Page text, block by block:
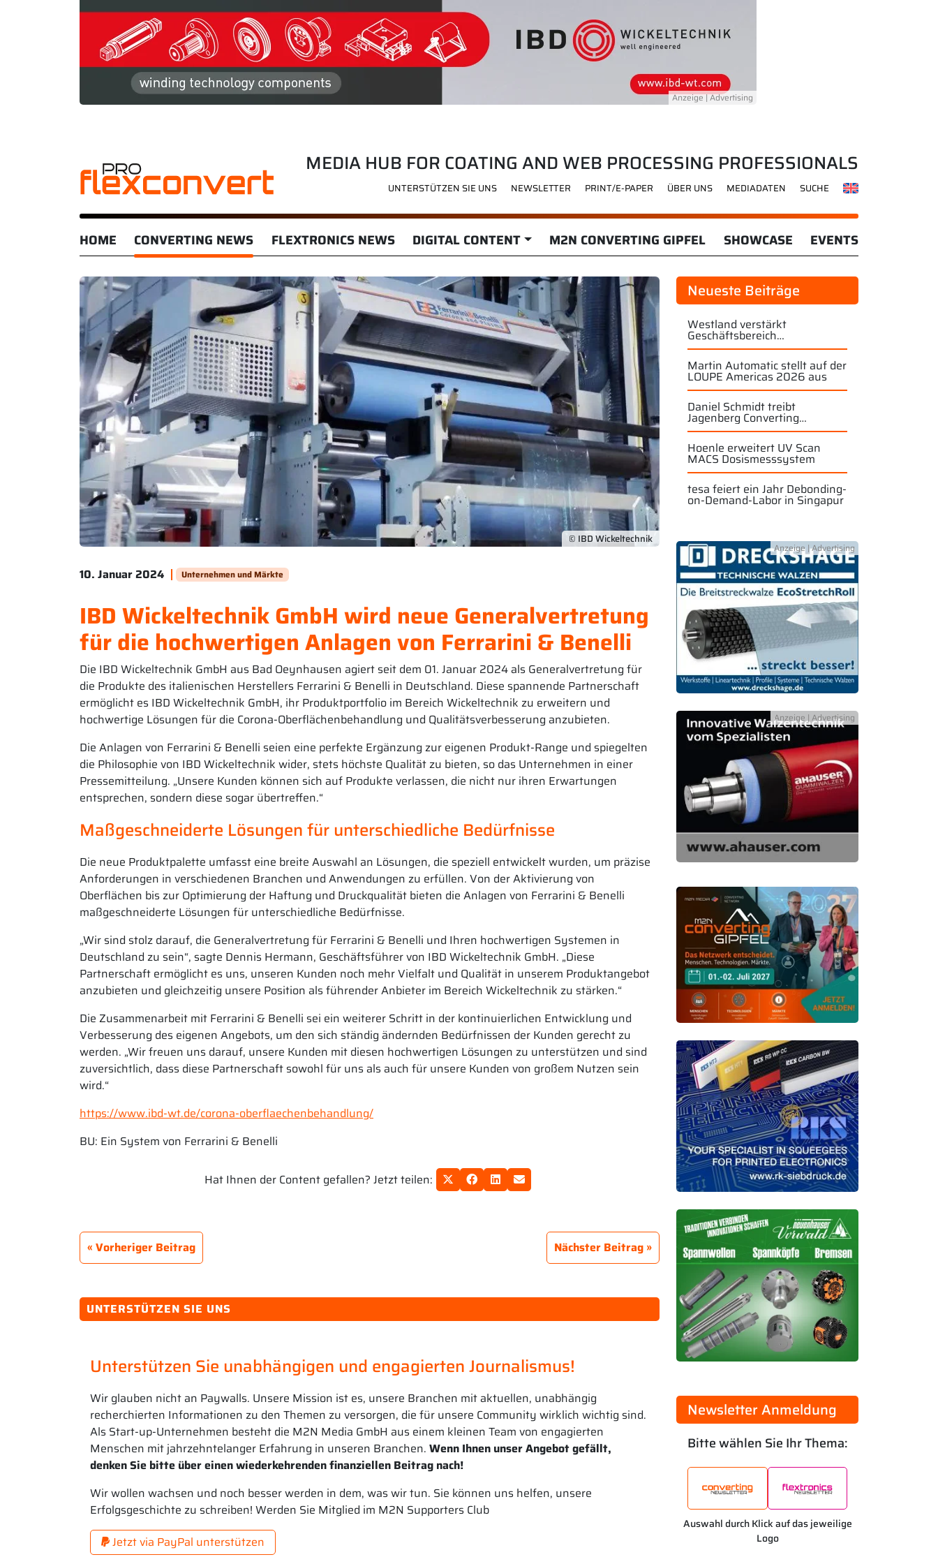
MEDIA HUB FOR COATING AND WEB PROCESSING PROFESSIONALS
UNTERSTÜTZEN SIE UNS NEWSLETTER PRINT/E-PAPER ÜBER UNS MEDIADATEN SUCHE
HOME CONVERTING NEWS FLEXTRONICS NEWS DIGITAL CONTENT M2N CONVERTING GIPFEL SHOWCASE EVENTS
© IBD Wickeltechnik
10. Januar 2024 Unternehmen und Märkte
IBD Wickeltechnik GmbH wird neue Generalvertretung
für die hochwertigen Anlagen von Ferrarini & Benelli
Die IBD Wickeltechnik GmbH aus Bad Oeynhausen agiert seit dem 01. Januar 2024 als Generalvertretung für
die Produkte des italienischen Herstellers Ferrarini & Benelli in Deutschland. Diese spannende Partnerschaft
ermöglicht es IBD Wickeltechnik GmbH, ihr Produktportfolio im Bereich Wickeltechnik zu erweitern und
hochwertige Lösungen für die Corona-Oberflächenbehandlung und Qualitätsverbesserung anzubieten.
Die Anlagen von Ferrarini & Benelli seien eine perfekte Ergänzung zur eigenen Produkt-Range und spiegelten
die Philosophie von IBD Wickeltechnik wider, stets höchste Qualität zu bieten, so das Unternehmen in einer
Pressemitteilung. „Unsere Kunden können sich auf Produkte verlassen, die nicht nur ihren Erwartungen
entsprechen, sondern diese sogar übertreffen.“
Maßgeschneiderte Lösungen für unterschiedliche Bedürfnisse
Die neue Produktpalette umfasst eine breite Auswahl an Lösungen, die speziell entwickelt wurden, um präzise
Anforderungen in verschiedenen Branchen und Anwendungen zu erfüllen. Von der Aktivierung von
Oberflächen bis zur Optimierung der Haftung und Druckqualität bieten die Anlagen von Ferrarini & Benelli
maßgeschneiderte Lösungen für unterschiedliche Bedürfnisse.
„Wir sind stolz darauf, die Generalvertretung für Ferrarini & Benelli und Ihren hochwertigen Systemen in
Deutschland zu sein“, sagte Dennis Hermann, Geschäftsführer von IBD Wickeltechnik GmbH. „Diese
Partnerschaft ermöglicht es uns, unseren Kunden noch mehr Vielfalt und Qualität in unserem Produktangebot
anzubieten und gleichzeitig unsere Position als führender Anbieter im Bereich Wickeltechnik zu stärken.“
Die Zusammenarbeit mit Ferrarini & Benelli sei ein weiterer Schritt in der kontinuierlichen Entwicklung und
Verbesserung des eigenen Angebots, um den sich ständig ändernden Bedürfnissen der Kunden gerecht zu
werden. „Wir freuen uns darauf, unsere Kunden mit diesen hochwertigen Lösungen zu unterstützen und sind
zuversichtlich, dass diese Partnerschaft sowohl für uns als auch für unsere Kunden von großem Nutzen sein
wird.“
https://www.ibd-wt.de/corona-oberflaechenbehandlung/
BU: Ein System von Ferrarini & Benelli
Hat Ihnen der Content gefallen? Jetzt teilen:
Vorheriger Beitrag Nächster Beitrag
UNTERSTÜTZEN SIE UNS
Unterstützen Sie unabhängigen und engagierten Journalismus!
Wir glauben nicht an Paywalls. Unsere Mission ist es, unsere Branchen mit aktuellen, unabhängig
recherchierten Informationen zu den Themen zu versorgen, die für unsere Community wirklich wichtig sind.
Als Start-up-Unternehmen besteht die M2N Media GmbH aus einem kleinen Team von engagierten
Menschen mit jahrzehntelanger Erfahrung in unseren Branchen. Wenn Ihnen unser Angebot gefällt,
denken Sie bitte über einen wiederkehrenden finanziellen Beitrag nach!
Wir wollen wachsen und noch besser werden in dem, was wir tun. Sie können uns helfen, unsere
Erfolgsgeschichte zu schreiben! Werden Sie Mitglied im M2N Supporters Club
Jetzt via PayPal unterstützen
Neueste Beiträge
Westland verstärkt
Geschäftsbereich
Industriewalzen
Martin Automatic stellt auf der
LOUPE Americas 2026 aus
Daniel Schmidt treibt
Jagenberg Converting
Solutions weiter voran
Hoenle erweitert UV Scan
MACS Dosismesssystem
tesa feiert ein Jahr Debonding-
on-Demand-Labor in Singapur
Newsletter Anmeldung
Bitte wählen Sie Ihr Thema:
Auswahl durch Klick auf das jeweilige
Logo